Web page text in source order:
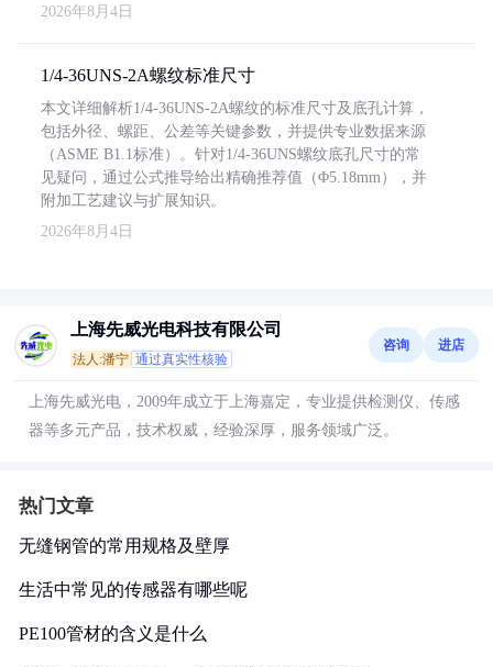
2026年8月4日
1/4-36UNS-2A螺纹标准尺寸
本文详细解析1/4-36UNS-2A螺纹的标准尺寸及底孔计算，
包括外径、螺距、公差等关键参数，并提供专业数据来源
（ASME B1.1标准）。针对1/4-36UNS螺纹底孔尺寸的常
见疑问，通过公式推导给出精确推荐值（Φ5.18mm），并
附加工艺建议与扩展知识。
2026年8月4日
上海先威光电科技有限公司
法人:潘宁 通过真实性核验
咨询 进店
上海先威光电，2009年成立于上海嘉定，专业提供检测仪、传感
器等多元产品，技术权威，经验深厚，服务领域广泛。
热门文章
无缝钢管的常用规格及壁厚
生活中常见的传感器有哪些呢
PE100管材的含义是什么